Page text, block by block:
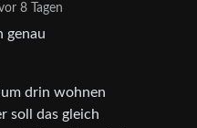
8 Tagen
genau
drin wohnen
soll das gleich